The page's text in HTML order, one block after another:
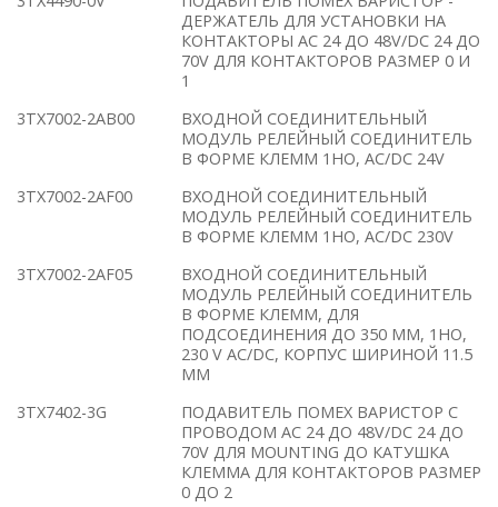
ДЕРЖАТЕЛЬ ДЛЯ УСТАНОВКИ НА
КОНТАКТОРЫ AC 24 ДO 48V/DC 24 ДO
70V ДЛЯ КОНТАКТОРОВ РАЗМЕР 0 И
1
3TX7002-2AB00
ВХОДНОЙ СОЕДИНИТЕЛЬНЫЙ
МОДУЛЬ РЕЛЕЙНЫЙ СОЕДИНИТЕЛЬ
В ФОРМЕ КЛЕММ 1НO, AC/DC 24V
3TX7002-2AF00
ВХОДНОЙ СОЕДИНИТЕЛЬНЫЙ
МОДУЛЬ РЕЛЕЙНЫЙ СОЕДИНИТЕЛЬ
В ФОРМЕ КЛЕММ 1НO, AC/DC 230V
3TX7002-2AF05
ВХОДНОЙ СОЕДИНИТЕЛЬНЫЙ
МОДУЛЬ РЕЛЕЙНЫЙ СОЕДИНИТЕЛЬ
В ФОРМЕ КЛЕММ, ДЛЯ
ПОДСОЕДИНЕНИЯ ДО 350 MM, 1НO,
230 V AC/DC, КОРПУС ШИРИНОЙ 11.5
MM
3TX7402-3G
ПОДАВИТЕЛЬ ПОМЕХ ВАРИСТОР С
ПРОВОДОМ AC 24 ДO 48V/DC 24 ДO
70V ДЛЯ MOUNTING ДO КАТУШКА
КЛЕММА ДЛЯ КОНТАКТОРОВ РАЗМЕР
0 ДO 2